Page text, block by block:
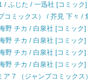
/ ふじた / 一迅社 [コミック]
コミックス） / 芥見 下々 /
野 チカ / 白泉社 [コミック]
野 チカ / 白泉社 [コミック]
野 チカ / 白泉社 [コミック]
野 チカ / 白泉社 [コミック]
ア 7 （ジャンプコミック